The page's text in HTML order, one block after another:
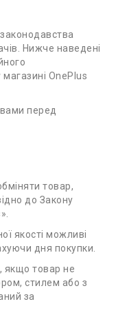
Нижче наведені
OnePlus
перед
товар,
до Закону
якості можливі
дня покупки.
якщо товар не
стилем або з
за